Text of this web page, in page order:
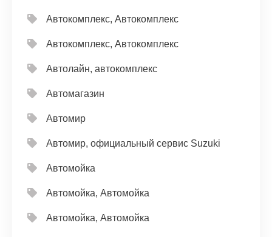
Автокомплекс, Автокомплекс
Автокомплекс, Автокомплекс
Автолайн, автокомплекс
Автомагазин
Автомир
Автомир, официальный сервис Suzuki
Автомойка
Автомойка, Автомойка
Автомойка, Автомойка